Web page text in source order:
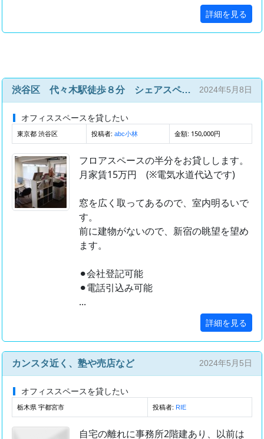
詳細を見る
渋谷区 代々木駅徒歩８分 シェアスペース30㎡ 2024年5月8日
オフィススペースを貸したい
東京都 渋谷区 投稿者: abc小林 金額: 150,000円
フロアスペースの半分をお貸しします。
月家賃15万円 (※電気水道代込です)
窓を広く取ってあるので、室内明るいで
す。
前に建物がないので、新宿の眺望を望め
ます。
⚫︎会社登記可能
⚫︎電話引込み可能
...
詳細を見る
カンスタ近く、塾や売店など 2024年5月5日
オフィススペースを貸したい
栃木県 宇都宮市 投稿者: RIE
自宅の離れに事務所2階建あり、以前は